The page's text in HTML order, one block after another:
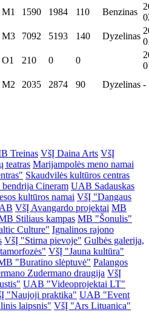
M1 1590 1984 110 Benzinas
M3 7092 5193 140 Dyzelinas
O1 210 0 0
M2 2035 2874 90 Dyzelinas -
Treinas VšĮ Daina Arts VšĮ
teatras Marijampolės meno namai
Skaudvilės kultūros centras
Cineram UAB Sadauskas
kultūros namai VšĮ "Dangaus
VšĮ Avangardo projektai MB
Stiliaus kampas MB "Šonulis"
Culture" Ignalinos rajono
VšĮ "Stirna pievoje" Gulbės galerija,
VšĮ "Jauna kultūra"
"Buratino slėptuvė" Palangos
Zudermano draugija VšĮ
UAB "Videoprojektai LT"
"Naujoji praktika" UAB "Event
laipsnis" VšĮ "Ars Lituanica"